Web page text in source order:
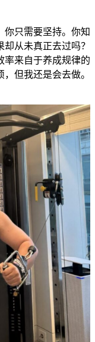
你只需要坚持。你知
从未真正去过吗？
率来自于养成规律的
但我还是会去做。